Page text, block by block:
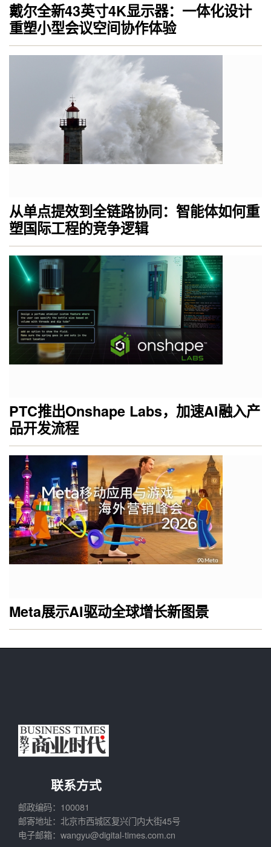
戴尔全新43英寸4K显示器：一体化设计
重塑小型会议空间协作体验
从单点提效到全链路协同：智能体如何重
塑国际工程的竞争逻辑
PTC推出Onshape Labs，加速AI融入产
品开发流程
Meta展示AI驱动全球增长新图景
联系方式
邮政编码：100081
邮寄地址：北京市西城区复兴门内大街45号
电子邮箱：wangyu@digital-times.com.cn